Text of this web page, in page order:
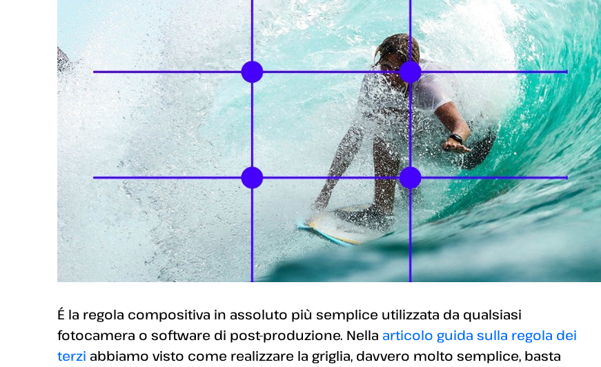
É la regola compositiva in assoluto più semplice utilizzata da qualsiasi
fotocamera o software di post-produzione. Nella articolo guida sulla regola dei
terzi abbiamo visto come realizzare la griglia, davvero molto semplice, basta